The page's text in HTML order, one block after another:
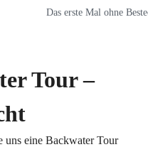
Das erste Mal ohne
Tour –
uns eine Backwater Tour